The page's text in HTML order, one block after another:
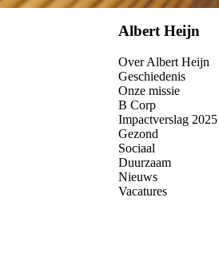
Albert Heijn
Over Albert Heijn
Geschiedenis
Onze missie
B Corp
Impactverslag 2025
Gezond
Sociaal
Duurzaam
Nieuws
Vacatures